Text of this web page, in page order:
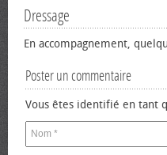
Dressage
En accompagnement,
Poster un commentaire
Vous êtes identifié en tant